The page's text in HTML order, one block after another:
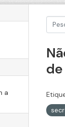
a